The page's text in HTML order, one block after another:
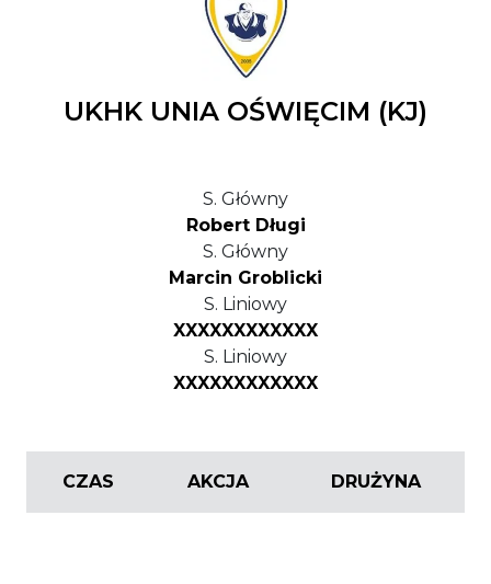
UKHK UNIA OŚWIĘCIM (KJ)
S. Główny
Robert Długi
S. Główny
Marcin Groblicki
S. Liniowy
XXXXXXXXXXXX
S. Liniowy
XXXXXXXXXXXX
CZAS AKCJA DRUŻYNA